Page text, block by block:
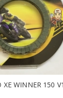
WINNER 150